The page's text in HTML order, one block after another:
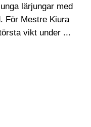
lärjungar med
För Mestre Kiura
vikt under ...